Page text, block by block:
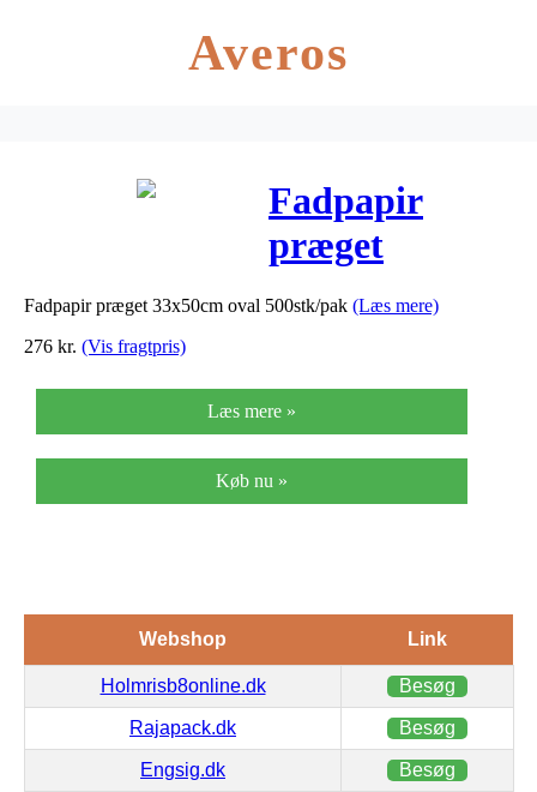
Averos
Fadpapir
præget
33x50cm oval
Fadpapir præget 33x50cm oval 500stk/pak (Læs mere)
276 kr. (Vis fragtpris)
Læs mere »
Køb nu »
Webshop Link
Holmrisb8online.dk Besøg
Rajapack.dk Besøg
Engsig.dk Besøg